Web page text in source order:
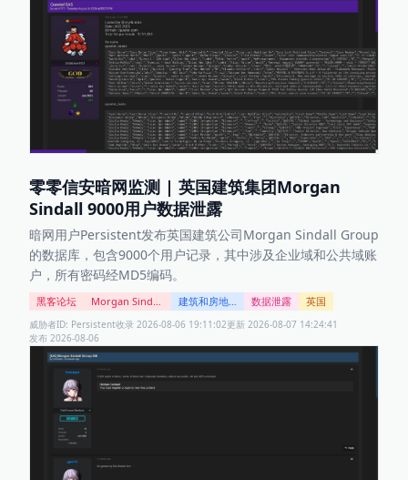
零零信安暗网监测 | 英国建筑集团Morgan
Sindall 9000用户数据泄露
暗网用户Persistent发布英国建筑公司Morgan Sindall Group
的数据库，包含9000个用户记录，其中涉及企业域和公共域账
户，所有密码经MD5编码。
黑客论坛 Morgan Sindall Group DB 建筑和房地产 数据泄露 英国
威胁者ID: Persistent收录 2026-08-06 19:11:02更新 2026-08-07 14:24:41
发布 2026-08-06